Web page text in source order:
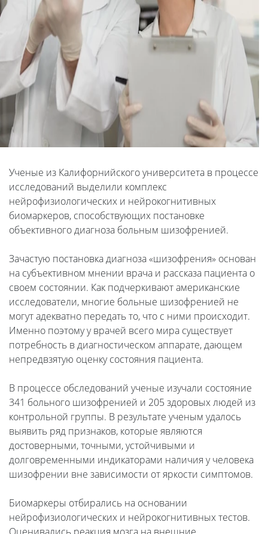
Ученые из Калифорнийского университета в процессе
исследований выделили комплекс
нейрофизиологических и нейрокогнитивных
биомаркеров, способствующих постановке
объективного диагноза больным шизофренией.
Зачастую постановка диагноза «шизофрения» основан
на субъективном мнении врача и рассказа пациента о
своем состоянии. Как подчеркивают американские
исследователи, многие больные шизофренией не
могут адекватно передать то, что с ними происходит.
Именно поэтому у врачей всего мира существует
потребность в диагностическом аппарате, дающем
непредвзятую оценку состояния пациента.
В процессе обследований ученые изучали состояние
341 больного шизофренией и 205 здоровых людей из
контрольной группы. В результате ученым удалось
выявить ряд признаков, которые являются
достоверными, точными, устойчивыми и
долговременными индикаторами наличия у человека
шизофрении вне зависимости от яркости симптомов.
Биомаркеры отбирались на основании
нейрофизиологических и нейрокогнитивных тестов.